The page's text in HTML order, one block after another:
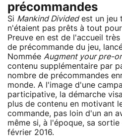
précommandes
Si Mankind Dividedest un jeu
n'étaient pas prêts à tout
Preuve en est de l'accueil
de précommande du jeu,
Nommée Augment your pre-
contenu supplémentaire par
nombre de précommandes
monde. A l'image d'une
participative, la démarche
plus de contenu en motivant
commande, pas loin d'un an
même si, à l'époque, sa
février 2016.